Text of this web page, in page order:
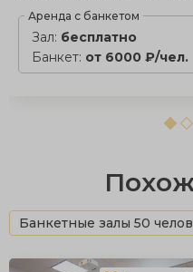
Аренда с банкетом
Зал: бесплатно
Банкет: от 6000 ₽/чел.
Банкетные залы 50